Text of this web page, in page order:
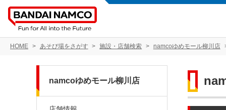
HOME あそび場をさがす 施設・店舗検索 namcoゆめモール柳川店
namcoゆめモール柳川店